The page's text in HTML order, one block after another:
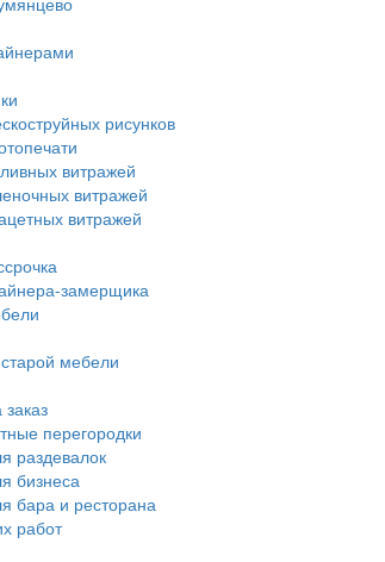
рисунков
витражей
витражей
витражей
замерщика
мебели
перегородки
раздевалок
бизнеса
бара и ресторана
работ